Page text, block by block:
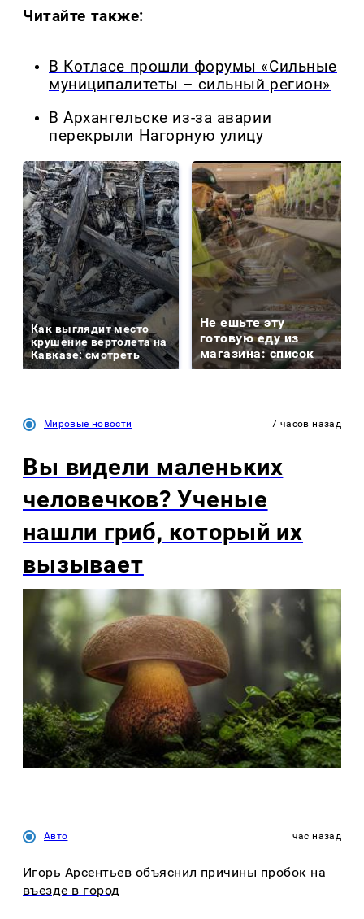
Читайте также:
В Котласе прошли форумы «Сильные
муниципалитеты – сильный регион»
В Архангельске из-за аварии
перекрыли Нагорную улицу
Как выглядит место
крушение вертолета на
Кавказе: смотреть
Не ешьте эту
готовую еду из
магазина: список
Мировые новости 7 часов назад
Вы видели маленьких
человечков? Ученые
нашли гриб, который их
вызывает
Авто час назад
Игорь Арсентьев объяснил причины пробок на
въезде в город